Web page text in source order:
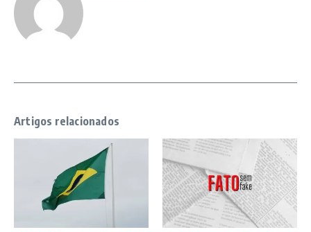
Artigos relacionados